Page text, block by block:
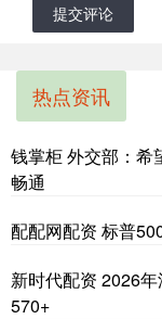
提交评论
热点资讯
钱掌柜 外交部：希
畅通
配配网配资 标普
新时代配资 2026
570+